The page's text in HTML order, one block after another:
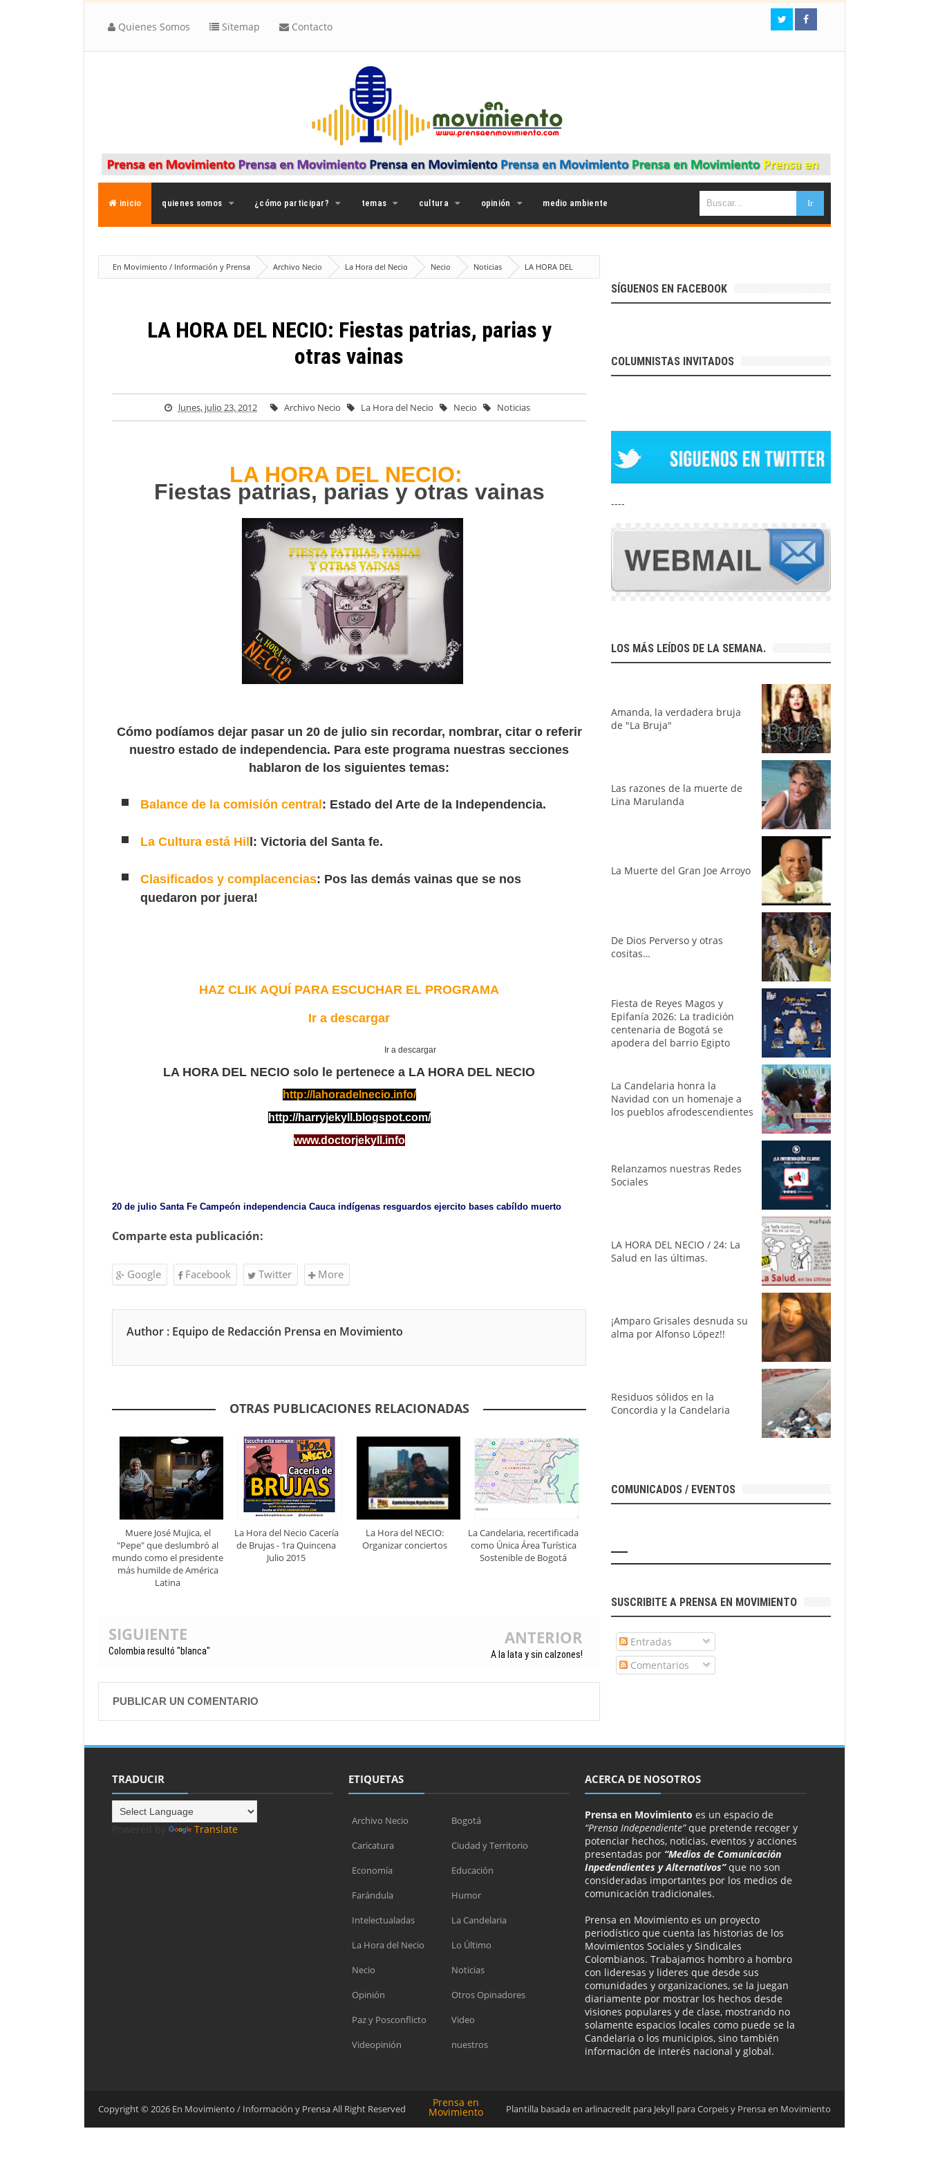
Quienes Somos Sitemap Contacto
inicio quienes somos ¿cómo participar? temas cultura opinión medio ambiente
En Movimiento / Información y Prensa Archivo Necio La Hora del Necio Necio Noticias
LA HORA DEL
NECIO: Fiestas patrias, parias y otras vainas
LA HORA DEL NECIO: Fiestas patrias, parias y
otras vainas
lunes, julio 23, 2012 Archivo Necio La Hora del Necio Necio Noticias
LA HORA DEL NECIO:
Fiestas patrias, parias y otras vainas
Cómo podíamos dejar pasar un 20 de julio sin recordar, nombrar, citar o referir
nuestro estado de independencia. Para este programa nuestras secciones
hablaron de los siguientes temas:
Balance de la comisión central: Estado del Arte de la Independencia.
La Cultura está Hill: Victoria del Santa fe.
Clasificados y complacencias: Pos las demás vainas que se nos
quedaron por juera!
HAZ CLIK AQUÍ PARA ESCUCHAR EL PROGRAMA
Ir a descargar
Ir a descargar
LA HORA DEL NECIO solo le pertenece a LA HORA DEL NECIO
http://lahoradelnecio.info/
http://harryjekyll.blogspot.com/
www.doctorjekyll.info
20 de julio Santa Fe Campeón independencia Cauca indígenas resguardos ejercito bases cabíldo muerto
Comparte esta publicación:
Google Facebook Twitter More
Author : Equipo de Redacción Prensa en Movimiento
OTRAS PUBLICACIONES RELACIONADAS
Muere José Mujica, el
"Pepe" que deslumbró al
mundo como el presidente
más humilde de América
Latina
La Hora del Necio Cacería
de Brujas - 1ra Quincena
Julio 2015
La Hora del NECIO:
Organizar conciertos
La Candelaria, recertificada
como Única Área Turística
Sostenible de Bogotá
SIGUIENTE
Colombia resultó "blanca"
ANTERIOR
A la lata y sin calzones!
PUBLICAR UN COMENTARIO
SÍGUENOS EN FACEBOOK
COLUMNISTAS INVITADOS
----
LOS MÁS LEÍDOS DE LA SEMANA.
Amanda, la verdadera bruja
de "La Bruja"
Las razones de la muerte de
Lina Marulanda
La Muerte del Gran Joe Arroyo
De Dios Perverso y otras
cositas…
Fiesta de Reyes Magos y
Epifanía 2026: La tradición
centenaria de Bogotá se
apodera del barrio Egipto
La Candelaria honra la
Navidad con un homenaje a
los pueblos afrodescendientes
Relanzamos nuestras Redes
Sociales
LA HORA DEL NECIO / 24: La
Salud en las últimas.
¡Amparo Grisales desnuda su
alma por Alfonso López!!
Residuos sólidos en la
Concordia y la Candelaria
COMUNICADOS / EVENTOS
SUSCRIBITE A PRENSA EN MOVIMIENTO
Entradas
Comentarios
TRADUCIR
Translate
ETIQUETAS
Archivo Necio
Bogotá
Caricatura
Ciudad y Territorio
Economía
Educación
Farándula
Humor
Intelectualadas
La Candelaria
La Hora del Necio
Lo Último
Necio
Noticias
Opinión
Otros Opinadores
Paz y Posconflicto
Video
Videopinión
nuestros
ACERCA DE NOSOTROS
Prensa en Movimiento es un espacio de
“Prensa Independiente”que pretende recoger y
potenciar hechos, noticias, eventos y acciones
presentadas por “Medios de Comunicación
Inpedendientes y Alternativos”que no son
consideradas importantes por los medios de
comunicación tradicionales.
Prensa en Movimiento es un proyecto
periodístico que cuenta las historias de los
Movimientos Sociales y Sindicales
Colombianos. Trabajamos hombro a hombro
con lideresas y lideres que desde sus
comunidades y organizaciones, se la juegan
diariamente por mostrar los hechos desde
visiones populares y de clase, mostrando no
solamente espacios locales como puede se la
Candelaria o los municipios, sino también
información de interés nacional y global.
Copyright ©2026 En Movimiento / Información y PrensaAll Right Reserved Plantilla basada en arlinacredit para Jekyll para Corpeis y Prensa en Movimiento
Prensa en
Movimiento